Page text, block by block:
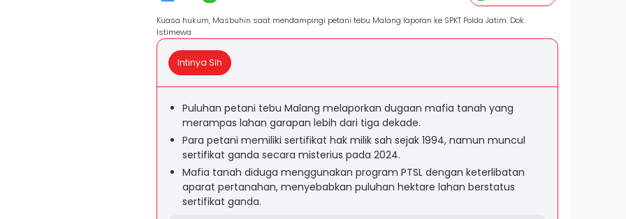
Kuasa hukum, Masbuhin saat mendampingi petani tebu Malang laporan ke SPKT Polda Jatim. Dok.
Istimewa.
Intinya Sih
Puluhan petani tebu Malang melaporkan dugaan mafia tanah yang
merampas lahan garapan lebih dari tiga dekade.
Para petani memiliki sertifikat hak milik sah sejak 1994, namun muncul
sertifikat ganda secara misterius pada 2024.
Mafia tanah diduga menggunakan program PTSL dengan keterlibatan
aparat pertanahan, menyebabkan puluhan hektare lahan berstatus
sertifikat ganda.